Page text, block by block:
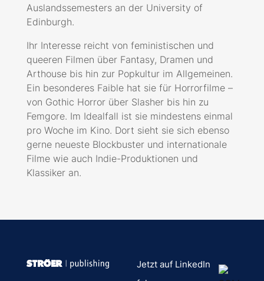
Auslandssemesters an der University of
Edinburgh.
Ihr Interesse reicht von feministischen und
queeren Filmen über Fantasy, Dramen und
Arthouse bis hin zur Popkultur im Allgemeinen.
Ein besonderes Faible hat sie für Horrorfilme –
von Gothic Horror über Slasher bis hin zu
Femgore. Im Idealfall ist sie mindestens einmal
pro Woche im Kino. Dort sieht sie sich ebenso
gerne neueste Blockbuster und internationale
Filme wie auch Indie-Produktionen und
Klassiker an.
Jetzt auf LinkedIn